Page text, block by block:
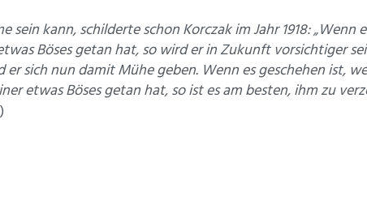
sein kann, schilderte schon Korczak im Jahr 1918: „Wenn
Böses getan hat, so wird er in Zukunft vorsichtiger
sich nun damit Mühe geben. Wenn es geschehen ist,
etwas Böses getan hat, so ist es am besten, ihm zu